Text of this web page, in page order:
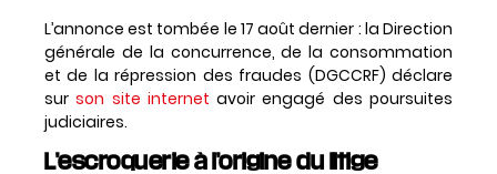
L’annonce est tombée le 17 août dernier : la Direction
générale de la concurrence, de la consommation
et de la répression des fraudes (DGCCRF) déclare
surson site internet avoir engagé des poursuites
judiciaires.
L’escroquerie à l’origine du litige